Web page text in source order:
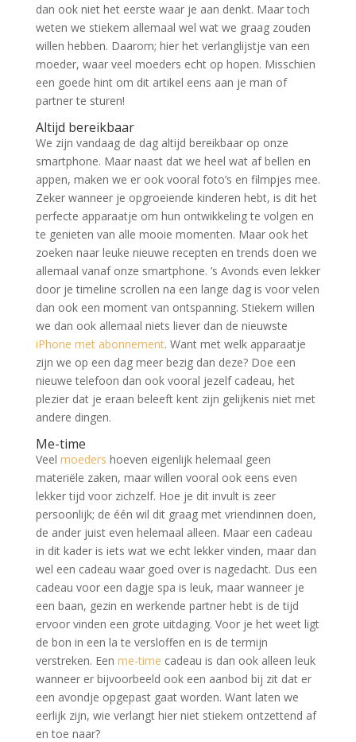
dan ook niet het eerste waar je aan denkt. Maar toch
weten we stiekem allemaal wel wat we graag zouden
willen hebben. Daarom; hier het verlanglijstje van een
moeder, waar veel moeders echt op hopen. Misschien
een goede hint om dit artikel eens aan je man of
partner te sturen!
Altijd bereikbaar
We zijn vandaag de dag altijd bereikbaar op onze
smartphone. Maar naast dat we heel wat af bellen en
appen, maken we er ook vooral foto’s en filmpjes mee.
Zeker wanneer je opgroeiende kinderen hebt, is dit het
perfecte apparaatje om hun ontwikkeling te volgen en
te genieten van alle mooie momenten. Maar ook het
zoeken naar leuke nieuwe recepten en trends doen we
allemaal vanaf onze smartphone. ’s Avonds even lekker
door je timeline scrollen na een lange dag is voor velen
dan ook een moment van ontspanning. Stiekem willen
we dan ook allemaal niets liever dan de nieuwste
iPhone met abonnement. Want met welk apparaatje
zijn we op een dag meer bezig dan deze? Doe een
nieuwe telefoon dan ook vooral jezelf cadeau, het
plezier dat je eraan beleeft kent zijn gelijkenis niet met
andere dingen.
Me-time
Veel moeders hoeven eigenlijk helemaal geen
materiële zaken, maar willen vooral ook eens even
lekker tijd voor zichzelf. Hoe je dit invult is zeer
persoonlijk; de één wil dit graag met vriendinnen doen,
de ander juist even helemaal alleen. Maar een cadeau
in dit kader is iets wat we echt lekker vinden, maar dan
wel een cadeau waar goed over is nagedacht. Dus een
cadeau voor een dagje spa is leuk, maar wanneer je
een baan, gezin en werkende partner hebt is de tijd
ervoor vinden een grote uitdaging. Voor je het weet ligt
de bon in een la te versloffen en is de termijn
verstreken. Een me-time cadeau is dan ook alleen leuk
wanneer er bijvoorbeeld ook een aanbod bij zit dat er
een avondje opgepast gaat worden. Want laten we
eerlijk zijn, wie verlangt hier niet stiekem ontzettend af
en toe naar?